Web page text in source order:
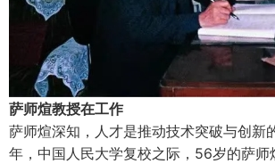
萨师煊教授在工作
萨师煊深知，人才是推动技术突破与创新
年，中国人民大学复校之际，56岁的萨师